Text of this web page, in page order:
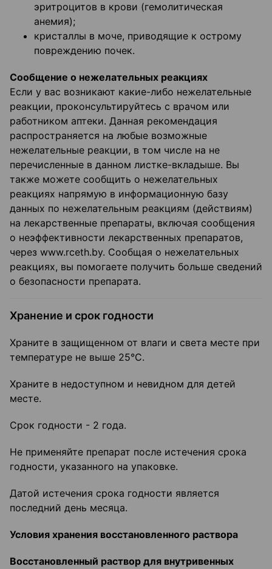
эритроцитов в крови (гемолитическая
анемия);
кристаллы в моче, приводящие к острому
повреждению почек.
Сообщение о нежелательных реакциях
Если у вас возникают какие-либо нежелательные
реакции, проконсультируйтесь с врачом или
работником аптеки. Данная рекомендация
распространяется на любые возможные
нежелательные реакции, в том числе на не
перечисленные в данном листке-вкладыше. Вы
также можете сообщить о нежелательных
реакциях напрямую в информационную базу
данных по нежелательным реакциям (действиям)
на лекарственные препараты, включая сообщения
о неэффективности лекарственных препаратов,
через www.rceth.by. Сообщая о нежелательных
реакциях, вы помогаете получить больше сведений
о безопасности препарата.
Хранение и срок годности
Храните в защищенном от влаги и света месте при
температуре не выше 25°С.
Храните в недоступном и невидном для детей
месте.
Срок годности - 2 года.
Не применяйте препарат после истечения срока
годности, указанного на упаковке.
Датой истечения срока годности является
последний день месяца.
Условия хранения восстановленного раствора
Восстановленный раствор для внутривенных